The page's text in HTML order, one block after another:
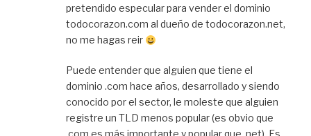
pretendido especular para vender el dominio
todocorazon.com al dueño de todocorazon.net,
no me hagas reir
Puede entender que alguien que tiene el
dominio .com hace años, desarrollado y siendo
conocido por el sector, le moleste que alguien
registre un TLD menos popular (es obvio que